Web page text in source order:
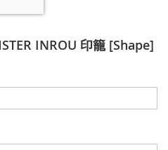
INROU 印籠 [Shape]